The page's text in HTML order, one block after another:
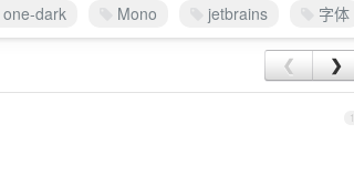
one-dark Mono jetbrains 字体
❮ ❯
1